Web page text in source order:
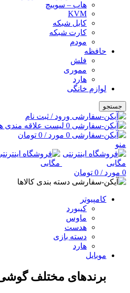
هاب – سوییچ
KVM
کابل شبکه
کارت شبکه
مودم
حافظه
فلش
مموری
هارد
لوازم خانگی
جستجو
ورود / ثبت نام
0 لیست علاقه مندی
0 مورد/
0 تومان
منو
0 مورد/
0 تومان
دسته بندی کالاها
کامپیوتر
کیبورد
ماوس
هدست
دسته بازی
هارد
موبایل
برندهای مختلف